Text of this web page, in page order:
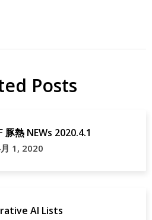
Posts
豚熱 NEWs 2020.4.1
1, 2020
AI Lists